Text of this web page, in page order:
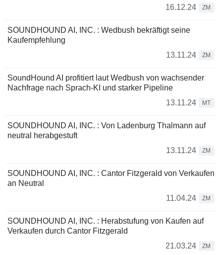
16.12.24
ZM
SOUNDHOUND AI, INC. : Wedbush bekräftigt seine
Kaufempfehlung
13.11.24
ZM
SoundHound AI profitiert laut Wedbush von wachsender
Nachfrage nach Sprach-KI und starker Pipeline
13.11.24
MT
SOUNDHOUND AI, INC. : Von Ladenburg Thalmann auf
neutral herabgestuft
13.11.24
ZM
SOUNDHOUND AI, INC. : Cantor Fitzgerald von Verkaufen
an Neutral
11.04.24
ZM
SOUNDHOUND AI, INC. : Herabstufung von Kaufen auf
Verkaufen durch Cantor Fitzgerald
21.03.24
ZM